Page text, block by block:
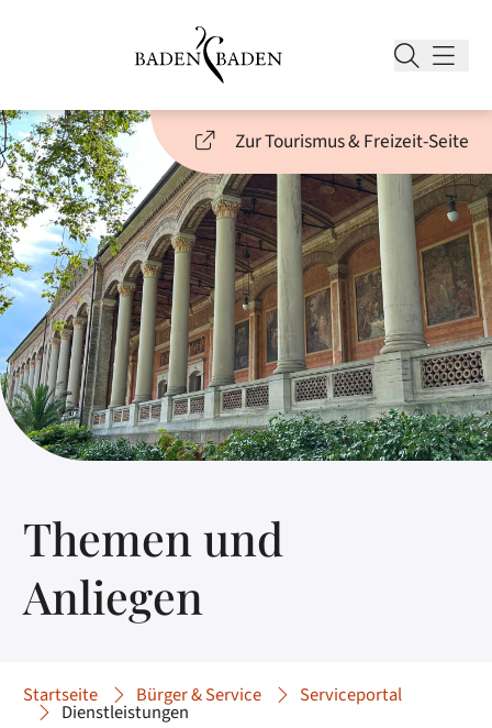
Zur Tourismus & Freizeit-Seite
Themen und
Anliegen
Startseite Bürger & Service Serviceportal
Dienstleistungen